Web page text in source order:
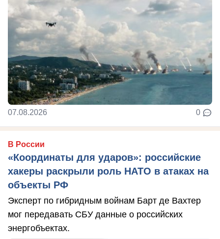
07.08.2026 0
В России
«Координаты для ударов»: российские
хакеры раскрыли роль НАТО в атаках на
объекты РФ
Эксперт по гибридным войнам Барт де Вахтер
мог передавать СБУ данные о российских
энергобъектах.